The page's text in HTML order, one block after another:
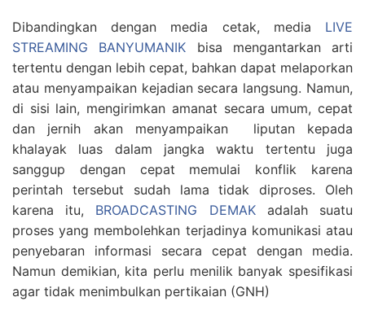
Dibandingkan dengan media cetak, media LIVE
STREAMING BANYUMANIK bisa mengantarkan arti
tertentu dengan lebih cepat, bahkan dapat melaporkan
atau menyampaikan kejadian secara langsung. Namun,
di sisi lain, mengirimkan amanat secara umum, cepat
dan jernih akan menyampaikan liputan kepada
khalayak luas dalam jangka waktu tertentu juga
sanggup dengan cepat memulai konflik karena
perintah tersebut sudah lama tidak diproses. Oleh
karena itu, BROADCASTING DEMAKadalah suatu
proses yang membolehkan terjadinya komunikasi atau
penyebaran informasi secara cepat dengan media.
Namun demikian, kita perlu menilik banyak spesifikasi
agar tidak menimbulkan pertikaian (GNH)